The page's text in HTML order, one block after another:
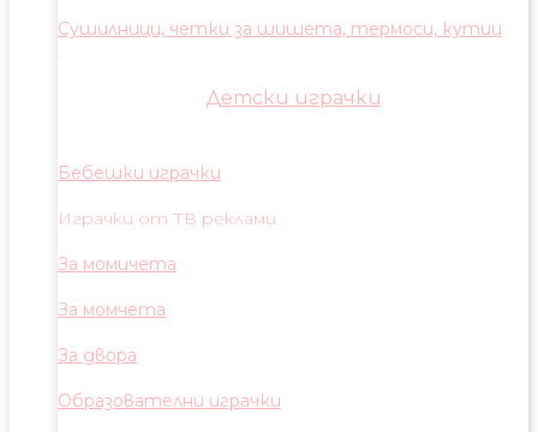
Сушилници, четки за шишета, термоси, кутии
Детски играчки
Бебешки играчки
Играчки от ТВ реклами
За момичета
За момчета
За двора
Образователни играчки